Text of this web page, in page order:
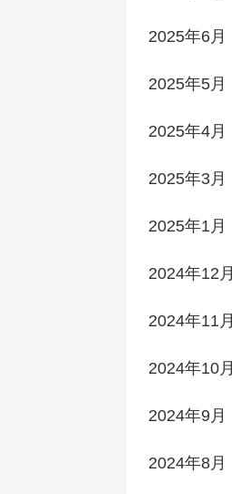
2025年6月
2025年5月
2025年4月
2025年3月
2025年1月
2024年12月
2024年11月
2024年10月
2024年9月
2024年8月